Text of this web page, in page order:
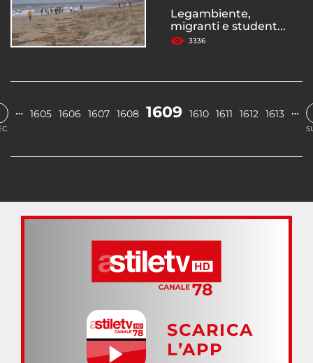
Legambiente,
migranti e student...
3336
… 1605 1606 1607 1608 1609 1610 1611 1612 1613 …
SCARICA
L’APP